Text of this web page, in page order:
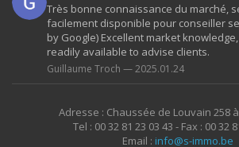
Très bonne connaissance du marché,
facilement disponible pour conseiller
by Google) Excellent market
readily available to advise clients.
Guillaume Troch — 2025.01.24
Adresse : Chaussée de Louvain 258
Tel : 00 32 81 23 03 43 - Fax : 00 32
Email : info@s-immo.be